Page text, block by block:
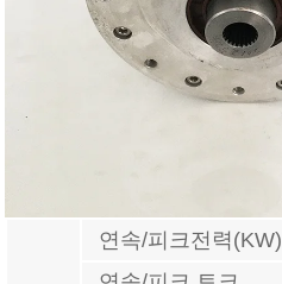
연속/피크전력(KW)